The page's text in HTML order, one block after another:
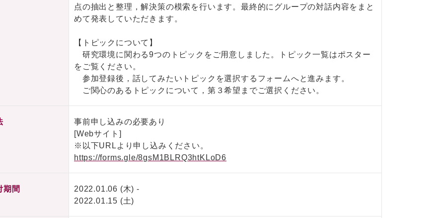
点の抽出と整理，解決策の模索を行います。最終的にグループの対話内容をまと
めて発表していただきます。
【トピックについて】
研究環境に関わる9つのトピックをご用意しました。トピック一覧はポスター
をご覧ください。
参加登録後，話してみたいトピックを選択するフォームへと進みます。
ご関心のあるトピックについて，第３希望までご選択ください。
事前申し込みの必要あり
[Webサイト]
※以下URLより申し込みください。
https://forms.gle/8gsM1BLRQ3htKLoD6
期間
2022.01.06 (木) -
2022.01.15 (土)